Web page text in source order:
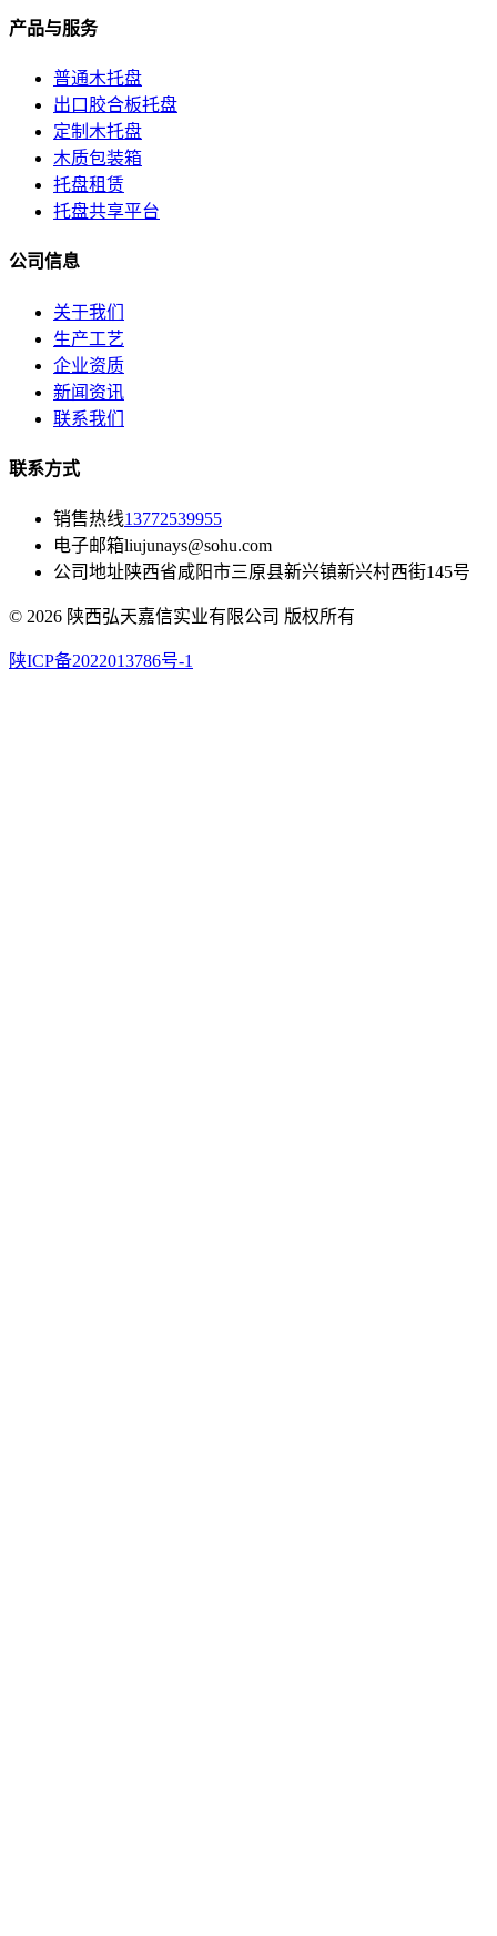
产品与服务
普通木托盘
出口胶合板托盘
定制木托盘
木质包装箱
托盘租赁
托盘共享平台
公司信息
关于我们
生产工艺
企业资质
新闻资讯
联系我们
联系方式
销售热线13772539955
电子邮箱liujunays@sohu.com
公司地址陕西省咸阳市三原县新兴镇新兴村西街145号
© 2026 陕西弘天嘉信实业有限公司 版权所有
陕ICP备2022013786号-1